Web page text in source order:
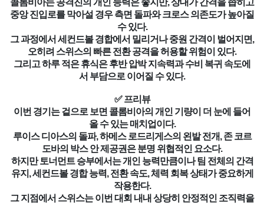
콜롬비아는 공격진의 개인 능력은 좋지만, 상대가 간격을 좁히고
중앙 진입로를 막아설 경우 측면 돌파와 크로스 의존도가 높아질
수 있다.
그 과정에서 세컨드볼 경합에서 밀리거나 중원 간격이 벌어지면,
오히려 스위스의 빠른 전환 공격을 허용할 위험이 있다.
그리고 하루 적은 휴식은 후반 압박 지속력과 수비 복귀 속도에
서 부담으로 이어질 수 있다.
✅ 프리뷰
이번 경기는 겉으로 보면 콜롬비아의 개인 기량이 더 눈에 들어
올 수 있는 매치업이다.
루이스 디아스의 돌파, 하메스 로드리게스의 왼발 전개, 존 코르
도바의 박스 안 제공권은 분명 위협적인 요소다.
하지만 토너먼트 승부에서는 개인 능력만큼이나 팀 전체의 간격
유지, 세컨드볼 경합 능력, 전환 속도, 체력 회복 상태가 중요하게
작용한다.
그 지점에서 스위스는 이번 대회 내내 상당히 안정적인 조직력을